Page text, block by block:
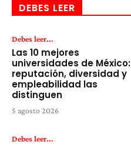
DEBES LEER
Debes leer...
Las 10 mejores
universidades de México:
reputación, diversidad y
empleabilidad las
distinguen
5 agosto 2026
Debes leer...